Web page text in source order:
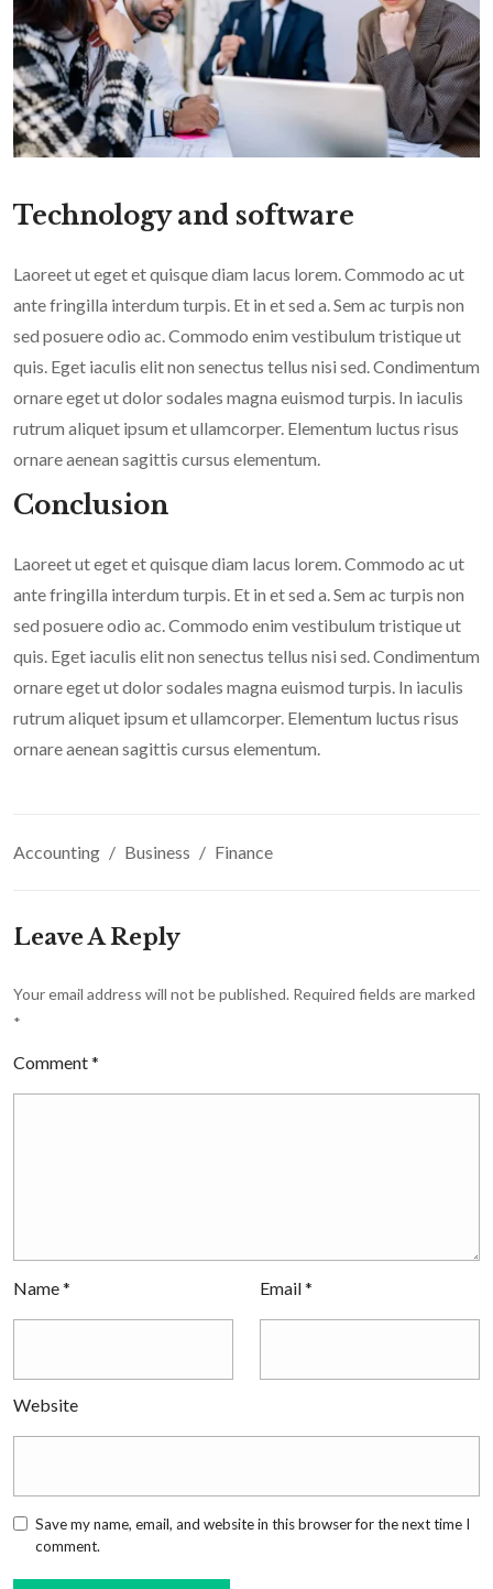
Technology and software
Laoreet ut eget et quisque diam lacus lorem. Commodo ac ut
ante fringilla interdum turpis. Et in et sed a. Sem ac turpis non
sed posuere odio ac. Commodo enim vestibulum tristique ut
quis. Eget iaculis elit non senectus tellus nisi sed. Condimentum
ornare eget ut dolor sodales magna euismod turpis. In iaculis
rutrum aliquet ipsum et ullamcorper. Elementum luctus risus
ornare aenean sagittis cursus elementum.
Conclusion
Laoreet ut eget et quisque diam lacus lorem. Commodo ac ut
ante fringilla interdum turpis. Et in et sed a. Sem ac turpis non
sed posuere odio ac. Commodo enim vestibulum tristique ut
quis. Eget iaculis elit non senectus tellus nisi sed. Condimentum
ornare eget ut dolor sodales magna euismod turpis. In iaculis
rutrum aliquet ipsum et ullamcorper. Elementum luctus risus
ornare aenean sagittis cursus elementum.
Accounting Business Finance
Leave A Reply
Your email address will not be published. Required fields are marked
*
Comment*
Name* Email*
Website
Save my name, email, and website in this browser for the next time I
comment.